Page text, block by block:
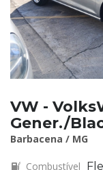
VW -
Gener./
Barbacena / MG
Combustível